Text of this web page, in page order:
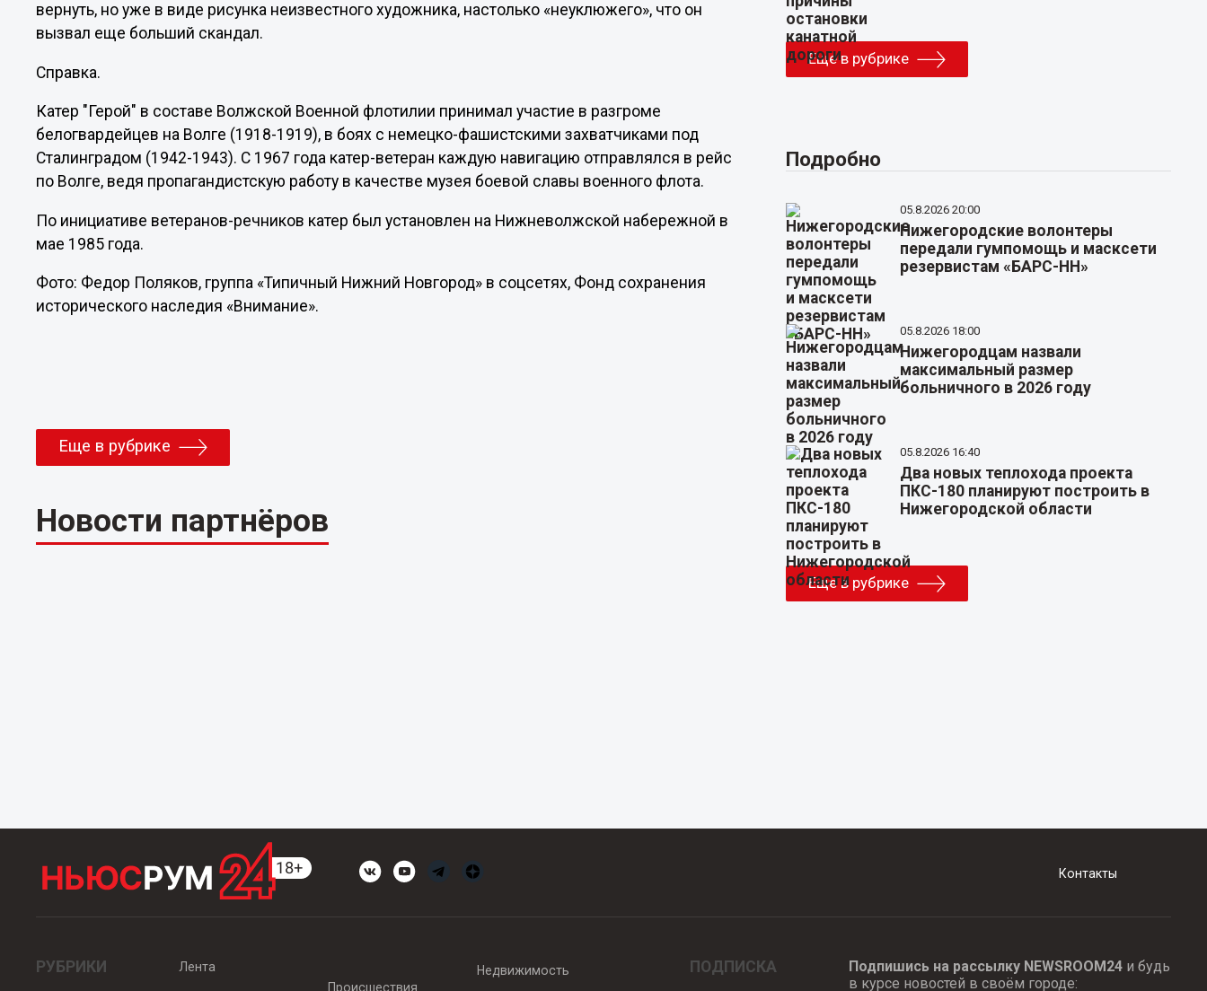
вернуть, но уже в виде рисунка неизвестного художника, настолько «неуклюжего», что он
вызвал еще больший скандал.
Справка.
Катер "Герой" в составе Волжской Военной флотилии принимал участие в разгроме
белогвардейцев на Волге (1918-1919), в боях с немецко-фашистскими захватчиками под
Сталинградом (1942-1943). С 1967 года катер-ветеран каждую навигацию отправлялся в рейс
по Волге, ведя пропагандистскую работу в качестве музея боевой славы военного флота.
По инициативе ветеранов-речников катер был установлен на Нижневолжской набережной в
мае 1985 года.
Фото: Федор Поляков, группа «Типичный Нижний Новгород» в соцсетях, Фонд сохранения
исторического наследия «Внимание».
Еще в рубрике
Новости партнёров
Еще в рубрике
Подробно
05.8.2026 20:00
Нижегородские волонтеры
передали гумпомощь и масксети
резервистам «БАРС-НН»
05.8.2026 18:00
Нижегородцам назвали
максимальный размер
больничного в 2026 году
05.8.2026 16:40
Два новых теплохода проекта
ПКС-180 планируют построить в
Нижегородской области
Еще в рубрике
Контакты
РУБРИКИ
Лента
Происшествия
Недвижимость ПОДПИСКА Подпишись на рассылку NEWSROOM24и будь
в курсе новостей в своём городе: